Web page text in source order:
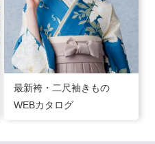
最新袴・二尺袖きもの
WEBカタログ